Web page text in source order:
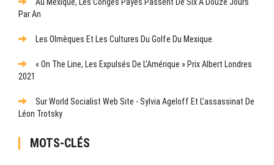
Au Mexique, Les Congés Payés Passent De Six À Douze Jours
Par An
Les Olmèques Et Les Cultures Du Golfe Du Mexique.
« On The Line, Les Expulsés De L’Amérique » Prix Albert Londres
2021
Sur World Socialist Web Site - Sylvia Ageloff Et L’assassinat De
Léon Trotsky
MOTS-CLÉS